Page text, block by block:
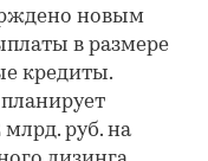
новым
в размере
кредиты.
руб. на